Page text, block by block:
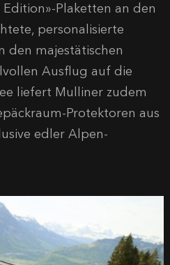
Edition»-Plaketten an den
personalisierte
den majestätischen
Ausflug auf die
liefert Mulliner zudem
Protektoren aus
edler Alpen-